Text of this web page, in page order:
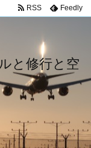
と修行と空
RSS Feedly